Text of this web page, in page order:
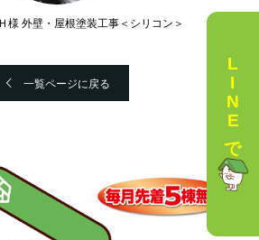
LINEで相談
様 外壁・屋根塗装工事＜シリコン＞
一覧ページに戻る